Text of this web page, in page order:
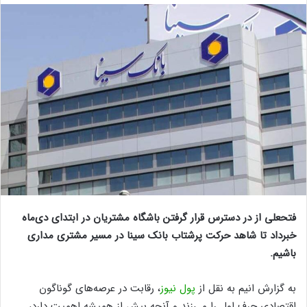
فتحعلی از در دسترس قرار گرفتن باشگاه مشتریان در ابتدای دی‌ماه
خبرداد تا شاهد حرکت پرشتاب بانک سینا در مسیر مشتری مداری
باشیم.
به گزارش انیم به نقل از پول نیوز، رقابت در عرصه‌های گوناگون